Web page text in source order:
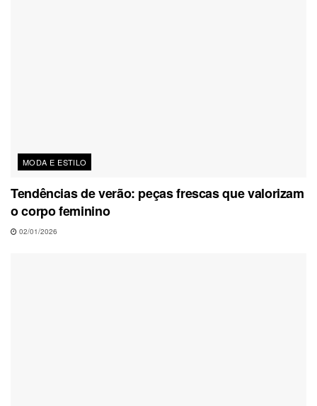
MODA E ESTILO
Tendências de verão: peças frescas que valorizam
o corpo feminino
02/01/2026